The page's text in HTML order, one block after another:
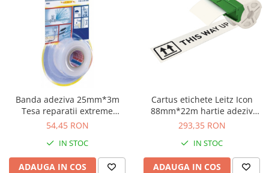
Banda adeziva 25mm*3m
Tesa reparatii extreme
transparent
54,45 RON
IN STOC
ADAUGA IN COS
Cartus etichete Leitz Icon
88mm*22m hartie adeziv
permanent
293,35 RON
IN STOC
ADAUGA IN COS